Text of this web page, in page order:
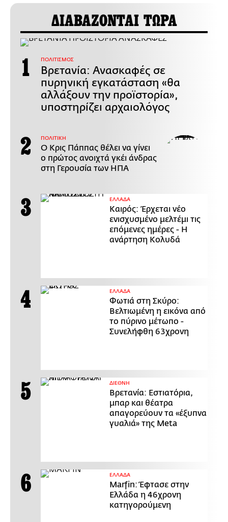
ΔΙΑΒΑΖΟΝΤΑΙ ΤΩΡΑ
ΠΟΛΙΤΙΣΜΟΣ
Βρετανία: Ανασκαφές σε
πυρηνική εγκατάσταση «θα
αλλάξουν την προϊστορία»,
υποστηρίζει αρχαιολόγος
ΠΟΛΙΤΙΚΗ
Ο Κρις Πάππας θέλει να γίνει
ο πρώτος ανοιχτά γκέι άνδρας
στη Γερουσία των ΗΠΑ
ΕΛΛΑΔΑ
Καιρός: Έρχεται νέο
ενισχυσμένο μελτέμι τις
επόμενες ημέρες - Η
ανάρτηση Κολυδά
ΕΛΛΑΔΑ
Φωτιά στη Σκύρο:
Βελτιωμένη η εικόνα από
το πύρινο μέτωπο -
Συνελήφθη 63χρονη
ΔΙΕΘΝΗ
Βρετανία: Εστιατόρια,
μπαρ και θέατρα
απαγορεύουν τα «έξυπνα
γυαλιά» της Meta
ΕΛΛΑΔΑ
Marfin: Έφτασε στην
Ελλάδα η 46χρονη
κατηγορούμενη